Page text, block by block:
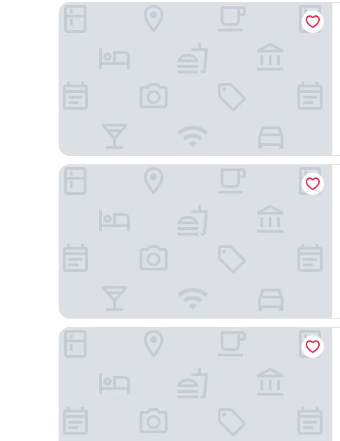
W Montreal
Humaniti Hotel Montreal, Autograph Collection
Hotel Le Dauphin Montreal Centre Ville